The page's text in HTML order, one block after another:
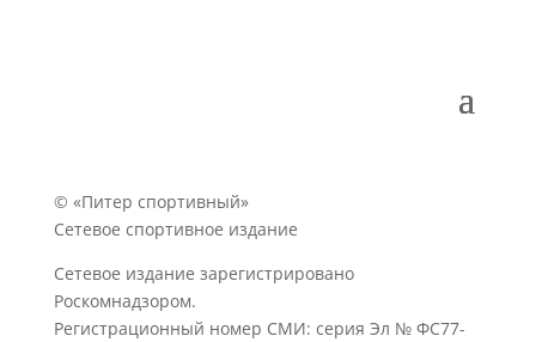
© «Питер спортивный»
Сетевое спортивное издание
Сетевое издание зарегистрировано
Роскомнадзором.
Регистрационный номер СМИ: серия Эл № ФС77-